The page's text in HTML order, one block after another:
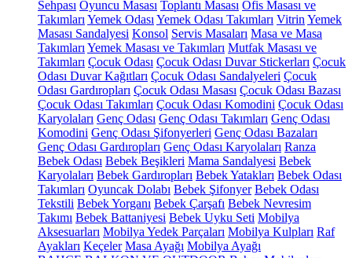
Sehpası Oyuncu Masası Toplantı Masası Ofis Masası ve
Takımları Yemek Odası Yemek Odası Takımları Vitrin Yemek
Masası Sandalyesi Konsol Servis Masaları Masa ve Masa
Takımları Yemek Masası ve Takımları Mutfak Masası ve
Takımları Çocuk Odası Çocuk Odası Duvar Stickerları Çocuk
Odası Duvar Kağıtları Çocuk Odası Sandalyeleri Çocuk
Odası Gardıropları Çocuk Odası Masası Çocuk Odası Bazası
Çocuk Odası Takımları Çocuk Odası Komodini Çocuk Odası
Karyolaları Genç Odası Genç Odası Takımları Genç Odası
Komodini Genç Odası Şifonyerleri Genç Odası Bazaları
Genç Odası Gardıropları Genç Odası Karyolaları Ranza
Bebek Odası Bebek Beşikleri Mama Sandalyesi Bebek
Karyolaları Bebek Gardıropları Bebek Yatakları Bebek Odası
Takımları Oyuncak Dolabı Bebek Şifonyer Bebek Odası
Tekstili Bebek Yorganı Bebek Çarşafı Bebek Nevresim
Takımı Bebek Battaniyesi Bebek Uyku Seti Mobilya
Aksesuarları Mobilya Yedek Parçaları Mobilya Kulpları Raf
Ayakları Keçeler Masa Ayağı Mobilya Ayağı